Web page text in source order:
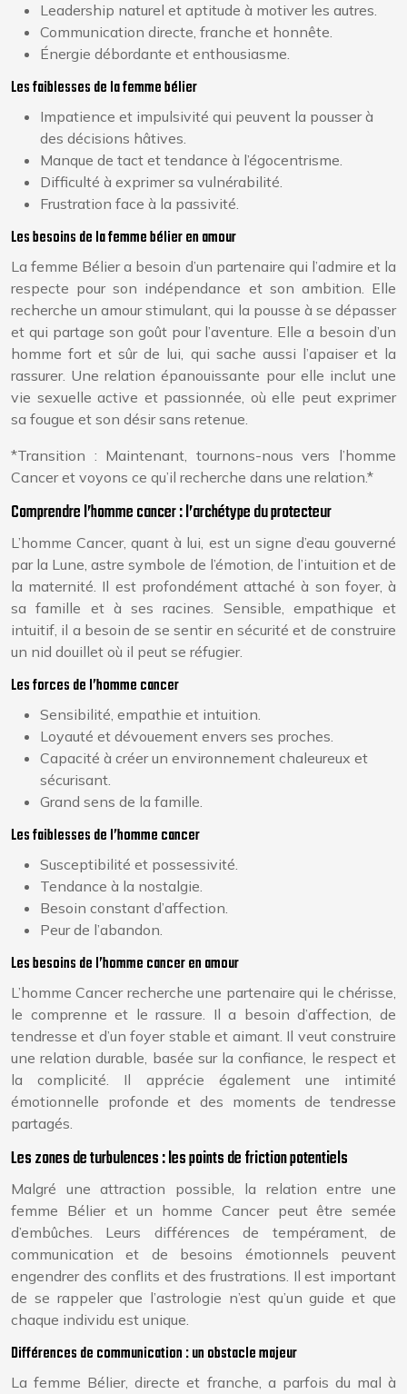
Leadership naturel et aptitude à motiver les autres.
Communication directe, franche et honnête.
Énergie débordante et enthousiasme.
Les faiblesses de la femme bélier
Impatience et impulsivité qui peuvent la pousser à
des décisions hâtives.
Manque de tact et tendance à l’égocentrisme.
Difficulté à exprimer sa vulnérabilité.
Frustration face à la passivité.
Les besoins de la femme bélier en amour
La femme Bélier a besoin d’un partenaire qui l’admire et la
respecte pour son indépendance et son ambition. Elle
recherche un amour stimulant, qui la pousse à se dépasser
et qui partage son goût pour l’aventure. Elle a besoin d’un
homme fort et sûr de lui, qui sache aussi l’apaiser et la
rassurer. Une relation épanouissante pour elle inclut une
vie sexuelle active et passionnée, où elle peut exprimer
sa fougue et son désir sans retenue.
*Transition : Maintenant, tournons-nous vers l’homme
Cancer et voyons ce qu’il recherche dans une relation.*
Comprendre l’homme cancer : l’archétype du protecteur
L’homme Cancer, quant à lui, est un signe d’eau gouverné
par la Lune, astre symbole de l’émotion, de l’intuition et de
la maternité. Il est profondément attaché à son foyer, à
sa famille et à ses racines. Sensible, empathique et
intuitif, il a besoin de se sentir en sécurité et de construire
un nid douillet où il peut se réfugier.
Les forces de l’homme cancer
Sensibilité, empathie et intuition.
Loyauté et dévouement envers ses proches.
Capacité à créer un environnement chaleureux et
sécurisant.
Grand sens de la famille.
Les faiblesses de l’homme cancer
Susceptibilité et possessivité.
Tendance à la nostalgie.
Besoin constant d’affection.
Peur de l’abandon.
Les besoins de l’homme cancer en amour
L’homme Cancer recherche une partenaire qui le chérisse,
le comprenne et le rassure. Il a besoin d’affection, de
tendresse et d’un foyer stable et aimant. Il veut construire
une relation durable, basée sur la confiance, le respect et
la complicité. Il apprécie également une intimité
émotionnelle profonde et des moments de tendresse
partagés.
Les zones de turbulences : les points de friction potentiels
Malgré une attraction possible, la relation entre une
femme Bélier et un homme Cancer peut être semée
d’embûches. Leurs différences de tempérament, de
communication et de besoins émotionnels peuvent
engendrer des conflits et des frustrations. Il est important
de se rappeler que l’astrologie n’est qu’un guide et que
chaque individu est unique.
Différences de communication : un obstacle majeur
La femme Bélier, directe et franche, a parfois du mal à